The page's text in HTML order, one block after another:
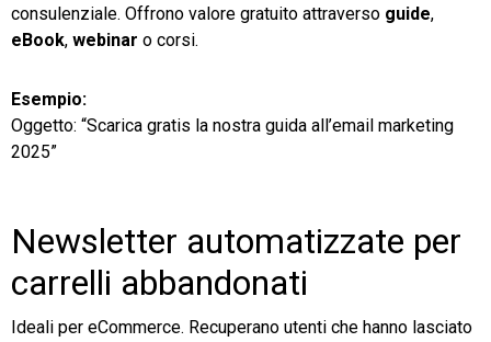
consulenziale. Offrono valore gratuito attraverso guide,
eBook, webinar o corsi.
Esempio:
Oggetto: “Scarica gratis la nostra guida all’email marketing
2025”
Newsletter automatizzate per
carrelli abbandonati
Ideali per eCommerce. Recuperano utenti che hanno lasciato